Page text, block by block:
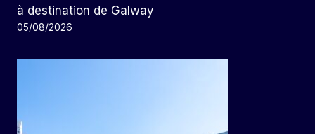
à destination de Galway
05/08/2026